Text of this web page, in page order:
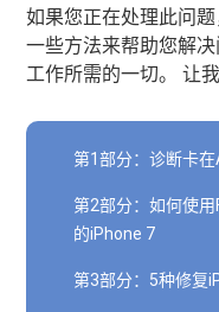
如果您正在处理此问
一些方法来帮助您解
工作所需的一切。 让我
第1部分：诊断卡
第2部分：如何使
的iPhone 7
第3部分：5种修复